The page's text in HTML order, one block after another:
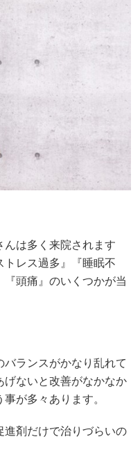
んは多く来院されます
トレス過多』『睡眠不
頭痛』のいくつかが当
ランスがかなり乱れて
げないと改善がなかなか
が多々あります。
進剤だけで治りづらいの